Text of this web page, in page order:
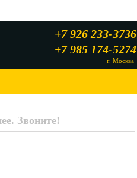
+7 926 233-3736
+7 985 174-5274
г. Москва
Звоните!